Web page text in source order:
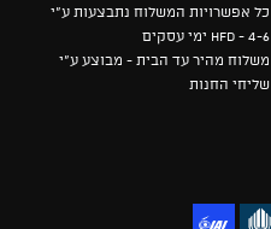
כל אפשרויות המשלוח נתבצעות ע"י
HFD - 4-6 ימי עסקים
משלוח מהיר עד הבית - מבוצע ע"י
שליחי החנות